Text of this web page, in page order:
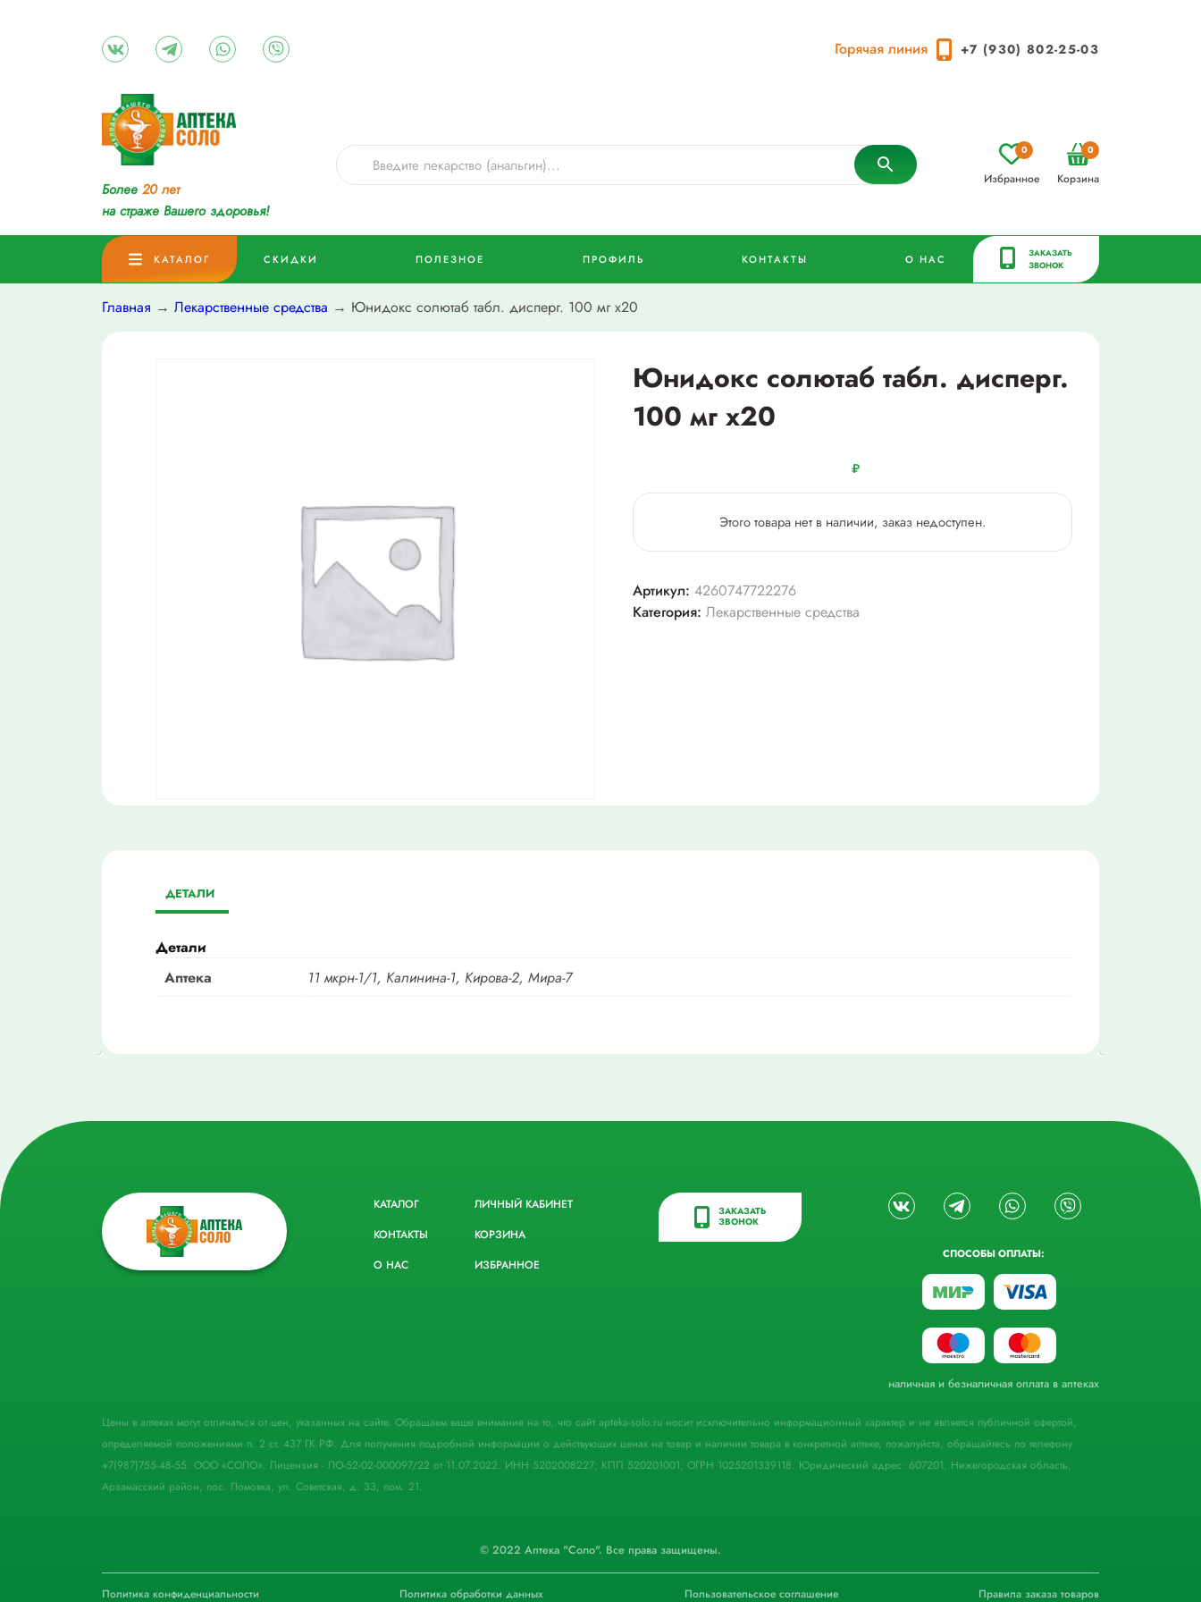
Горячая линия +7 (930) 802-25-03
Более 20 лет
на страже Вашего здоровья!
Избранное
0
Корзина
0
КАТАЛОГ СКИДКИ ПОЛЕЗНОЕ ПРОФИЛЬ КОНТАКТЫ О НАС
ЗАКАЗАТЬ
ЗВОНОК
Главная → Лекарственные средства → Юнидокс солютаб табл. дисперг. 100 мг х20
Юнидокс солютаб табл. дисперг.
100 мг х20
₽
Этого товара нет в наличии, заказ недоступен.
Артикул: 4260747722276
Категория: Лекарственные средства
ДЕТАЛИ
Детали
Аптека
11 мкрн-1/1, Калинина-1, Кирова-2, Мира-7
КАТАЛОГ
КОНТАКТЫ
О НАС
ЛИЧНЫЙ КАБИНЕТ
КОРЗИНА
ИЗБРАННОЕ
ЗАКАЗАТЬ
ЗВОНОК
СПОСОБЫ ОПЛАТЫ:
наличная и безналичная оплата в аптеках
Цены в аптеках могут отличаться от цен, указанных на сайте. Обращаем ваше внимание на то, что сайт apteka-solo.ru носит исключительно информационный характер и не является публичной офертой,
определяемой положениями п. 2 ст. 437 ГК РФ. Для получения подробной информации о действующих ценах на товар и наличии товара в конкретной аптеке, пожалуйста, обращайтесь по телефону
+7(987)755-48-55. ООО «СОЛО». Лицензия - ЛО-52-02-000097/22 от 11.07.2022. ИНН 5202008227; КПП 520201001; ОГРН 1025201339118. Юридический адрес: 607201, Нижегородская область,
Арзамасский район, пос. Ломовка, ул. Советская, д. 33, пом. 21.
© 2022 Аптека "Соло". Все права защищены.
Политика конфиденциальности Политика обработки данных Пользовательское соглашение Правила заказа товаров